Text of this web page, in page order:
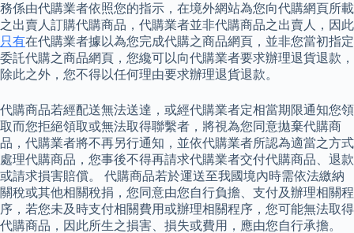
務係由代購業者依照您的指示，在境外網站為您向代購網頁所載
之出賣人訂購代購商品，代購業者並非代購商品之出賣人，因此
只有在代購業者據以為您完成代購之商品網頁，並非您當初指定
委託代購之商品網頁，您纔可以向代購業者要求辦理退貨退款，
除此之外，您不得以任何理由要求辦理退貨退款。
代購商品若經配送無法送達，或經代購業者定相當期限通知您領
取而您拒絕領取或無法取得聯繫者，將視為您同意拋棄代購商
品，代購業者將不再另行通知，並依代購業者所認為適當之方式
處理代購商品，您事後不得再請求代購業者交付代購商品、退款
或請求損害賠償。 代購商品若於運送至我國境內時需依法繳納
關稅或其他相關稅捐，您同意由您自行負擔、支付及辦理相關程
序，若您未及時支付相關費用或辦理相關程序，您可能無法取得
代購商品，因此所生之損害、損失或費用，應由您自行承擔。